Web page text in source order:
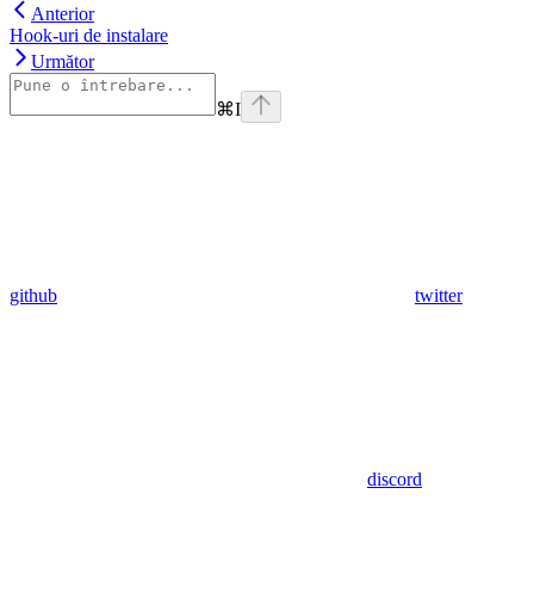
Anterior
Hook-uri de instalare
Următor
⌘I
github twitter
discord